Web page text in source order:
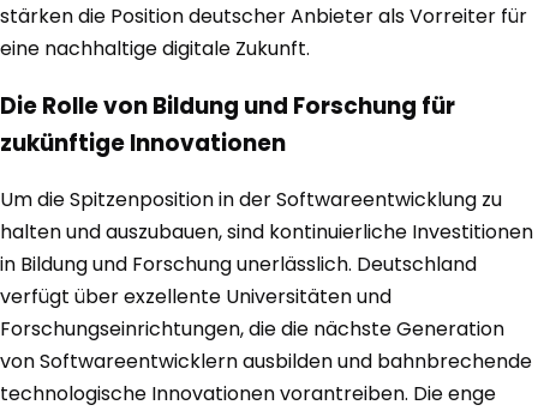
stärken die Position deutscher Anbieter als Vorreiter für
eine nachhaltige digitale Zukunft.
Die Rolle von Bildung und Forschung für
zukünftige Innovationen
Um die Spitzenposition in der Softwareentwicklung zu
halten und auszubauen, sind kontinuierliche Investitionen
in Bildung und Forschung unerlässlich. Deutschland
verfügt über exzellente Universitäten und
Forschungseinrichtungen, die die nächste Generation
von Softwareentwicklern ausbilden und bahnbrechende
technologische Innovationen vorantreiben. Die enge